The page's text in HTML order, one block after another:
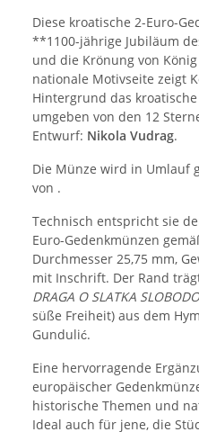
Diese kroatische 2-Euro-
**1100-jährige Jubiläum
und die Krönung von
nationale Motivseite zeigt
Hintergrund das
umgeben von den 12
Entwurf: Nikola Vudrag.
Die Münze wird in Umlauf
von .
Technisch entspricht sie
Euro-Gedenkmünzen
Durchmesser 25,75 mm,
mit Inschrift. Der Rand
DRAGA O SLATKA
süße Freiheit) aus dem
Gundulić.
Eine hervorragende
europäischer
historische Themen und
Ideal auch für jene, die